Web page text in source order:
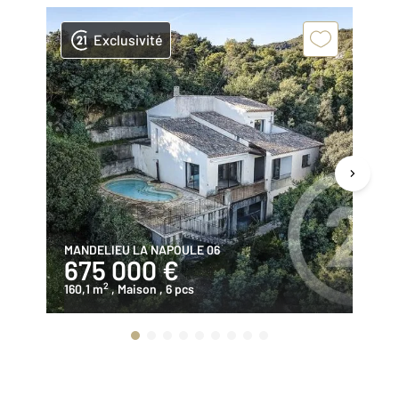
Exclusivité
MANDELIEU LA NAPOULE 06
675 000 €
160,1 m2 , Maison , 6 pcs